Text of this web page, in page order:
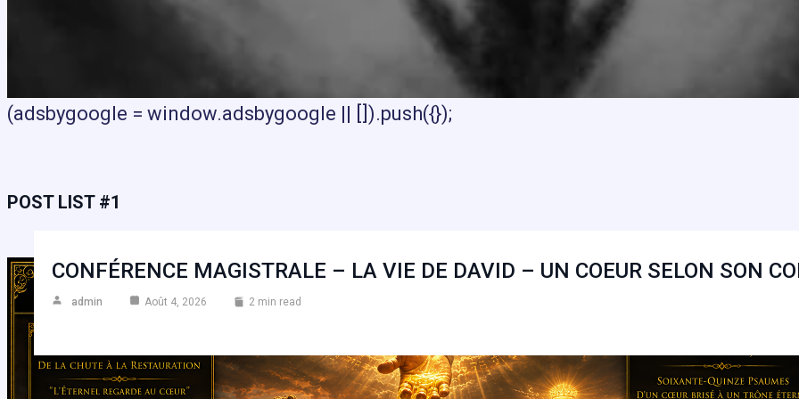
(adsbygoogle = window.adsbygoogle || []).push({});
POST LIST #1
CONFÉRENCE MAGISTRALE – LA VIE DE DAVID – UN COEUR SELON SON
admin Août 4, 2026 2 min read